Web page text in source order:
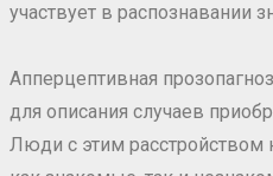
участвует в распознавании
Апперцептивная
для описания случаев
Люди с этим расстройством